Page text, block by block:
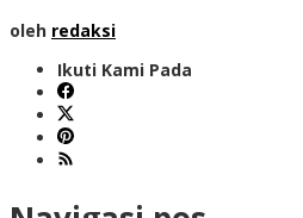
oleh redaksi
Ikuti Kami Pada